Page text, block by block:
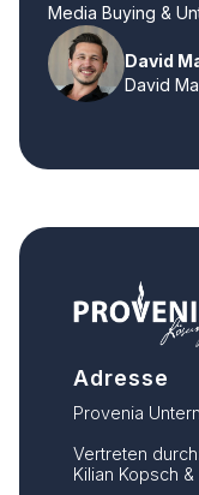
Media Buying &
David
David
Adresse
Provenia
Vertreten durch:
Kilian Kopsch